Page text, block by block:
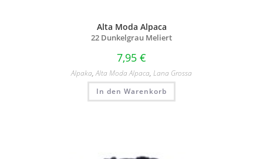
Alta Moda Alpaca
22 Dunkelgrau Meliert
7,95 €
Alpaka,Alta Moda Alpaca, Lana Grossa
In den Warenkorb